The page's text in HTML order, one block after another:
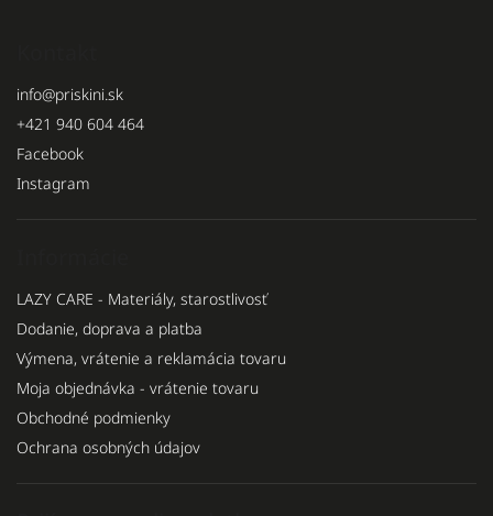
info@priskini.sk
+421 940 604 464
Facebook
Instagram
LAZY CARE - Materiály, starostlivosť
Dodanie, doprava a platba
Výmena, vrátenie a reklamácia tovaru
Moja objednávka - vrátenie tovaru
Obchodné podmienky
Ochrana osobných údajov